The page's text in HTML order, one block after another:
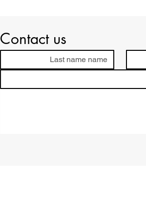
Contact us